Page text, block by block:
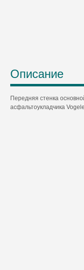
Описание
Передняя стенка
асфальтоукладчика